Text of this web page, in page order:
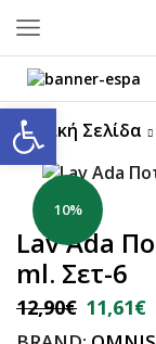
Αρχική Σελίδα
10%
Lav Ada
ml. Σετ-6
12,90€ 11,61€
Ανοίξτε τη γραμμή